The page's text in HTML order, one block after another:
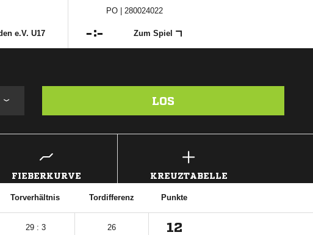
PO | 280024022
e.V. U17 : Zum Spiel
LOS
FIEBERKURVE KREUZTABELLE
Torverhältnis Tordifferenz Punkte
29 : 3 26 12